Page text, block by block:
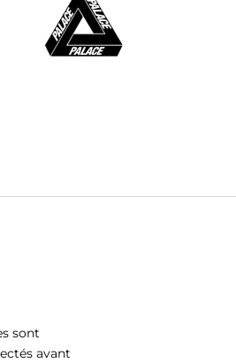
sont
avant